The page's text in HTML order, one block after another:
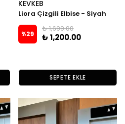
KEVKEB
Liora Çizgili Elbise - Siyah
%29
₺ 1,699.00
₺ 1,200.00
SEPETE EKLE